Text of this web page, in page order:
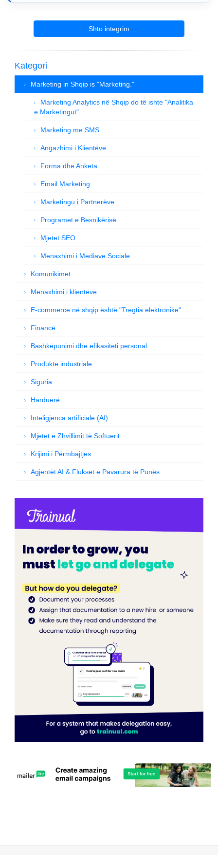
Shto integrim
Kategori
Marketing in Shqip is "Marketing."
Marketing Analytics në Shqip do të ishte "Analitika
e Marketingut".
Marketing me SMS
Angazhimi i Klientëve
Forma dhe Anketa
Email Marketing
Marketingu i Partnerëve
Programet e Besnikërisë
Mjetet SEO
Menaxhimi i Mediave Sociale
Komunikimet
Menaxhimi i klientëve
E-commerce në shqip është "Tregtia elektronike".
Financë
Bashkëpunimi dhe efikasiteti personal
Produkte industriale
Siguria
Harduerë
Inteligjenca artificiale (AI)
Mjetet e Zhvillimit të Softuerit
Krijimi i Përmbajtjes
Agjentët AI & Flukset e Pavarura të Punës